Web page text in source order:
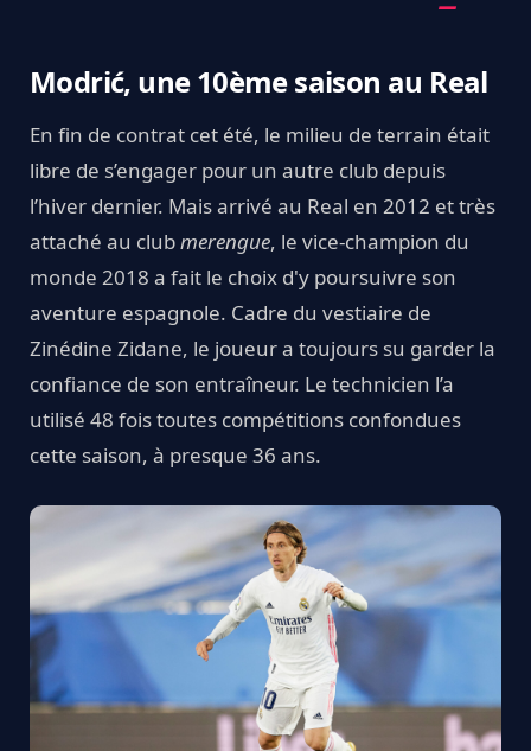
Modrić, une 10ème saison au Real
En fin de contrat cet été, le milieu de terrain était
libre de s’engager pour un autre club depuis
l’hiver dernier. Mais arrivé au Real en 2012 et très
attaché au clubmerengue, le vice-champion du
monde 2018 a fait le choix d'y poursuivre son
aventure espagnole. Cadre du vestiaire de
Zinédine Zidane, le joueur a toujours su garder la
confiance de son entraîneur. Le technicien l’a
utilisé 48 fois toutes compétitions confondues
cette saison, à presque 36 ans.